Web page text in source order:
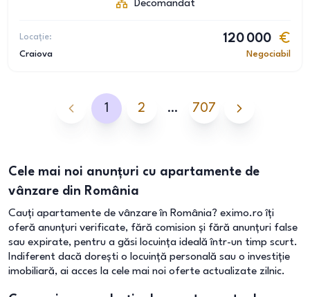
Decomandat
Locație:
Craiova
120 000
Negociabil
1 2 … 707
Cele mai noi anunțuri cu apartamente de
vânzare din România
Cauți apartamente de vânzare în România? eximo.ro îți
oferă anunțuri verificate, fără comision și fără anunțuri false
sau expirate, pentru a găsi locuința ideală într-un timp scurt.
Indiferent dacă dorești o locuință personală sau o investiție
imobiliară, ai acces la cele mai noi oferte actualizate zilnic.